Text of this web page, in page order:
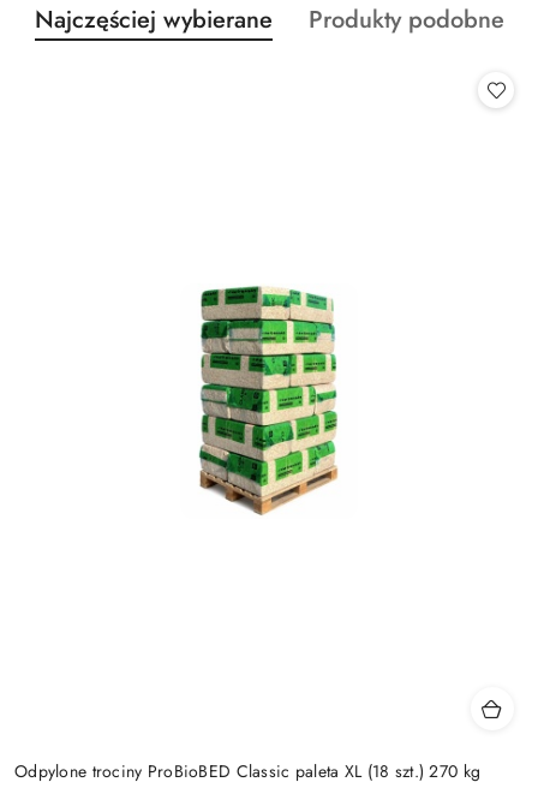
Pomiń karuzelę produktów
Produkty
o
Najczęściej wybierane
Produkty
Produkty podobne
Odpylone trociny ProBioBED Classic paleta XL (18 szt.) 270 kg